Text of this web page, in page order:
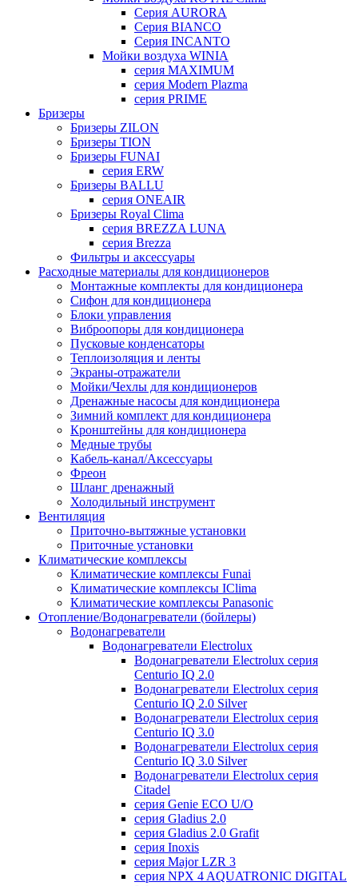
Серия AURORA
Серия BIANCO
Серия INCANTO
Мойки воздуха WINIA
серия MAXIMUM
серия Modern Plazma
серия PRIME
Бризеры
Бризеры ZILON
Бризеры TION
Бризеры FUNAI
серия ERW
Бризеры BALLU
серия ONEAIR
Бризеры Royal Clima
серия BREZZA LUNA
серия Brezza
Фильтры и аксессуары
Расходные материалы для кондиционеров
Монтажные комплекты для кондиционера
Сифон для кондиционера
Блоки управления
Виброопоры для кондиционера
Пусковые конденсаторы
Теплоизоляция и ленты
Экраны-отражатели
Мойки/Чехлы для кондиционеров
Дренажные насосы для кондиционера
Зимний комплект для кондиционера
Кронштейны для кондиционера
Медные трубы
Кабель-канал/Аксессуары
Фреон
Шланг дренажный
Холодильный инструмент
Вентиляция
Приточно-вытяжные установки
Приточные установки
Климатические комплексы
Климатические комплексы Funai
Климатические комплексы IClima
Климатические комплексы Panasonic
Отопление/Водонагреватели (бойлеры)
Водонагреватели
Водонагреватели Electrolux
Водонагреватели Electrolux серия
Centurio IQ 2.0
Водонагреватели Electrolux серия
Centurio IQ 2.0 Silver
Водонагреватели Electrolux серия
Centurio IQ 3.0
Водонагреватели Electrolux серия
Centurio IQ 3.0 Silver
Водонагреватели Electrolux серия
Citadel
серия Genie ECO U/О
серия Gladius 2.0
серия Gladius 2.0 Grafit
серия Inoxis
серия Major LZR 3
серия NPX 4 AQUATRONIC DIGITAL